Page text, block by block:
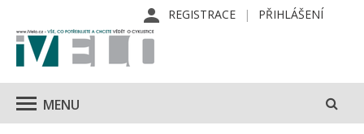
REGISTRACE PŘIHLÁŠENÍ
MENU